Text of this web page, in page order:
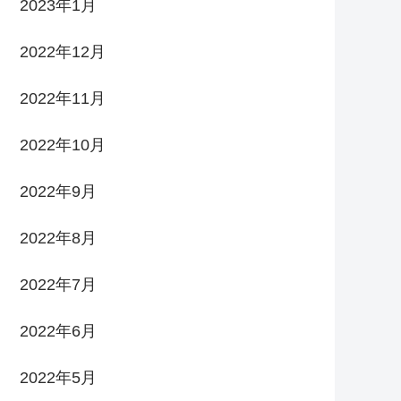
2023年1月
2022年12月
2022年11月
2022年10月
2022年9月
2022年8月
2022年7月
2022年6月
2022年5月